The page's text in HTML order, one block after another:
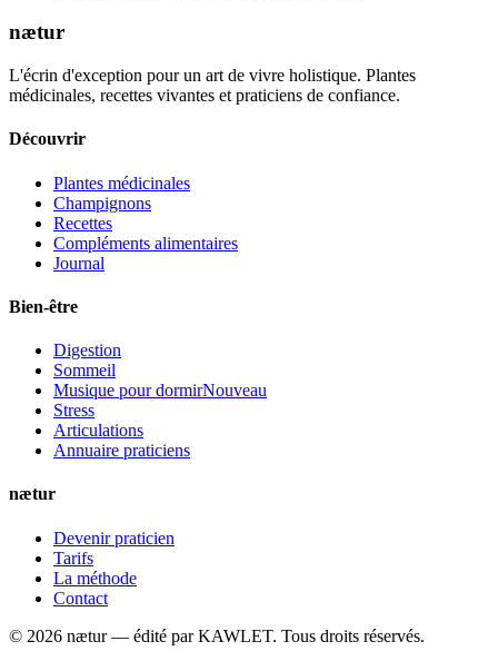
nætur
L'écrin d'exception pour un art de vivre holistique. Plantes
médicinales, recettes vivantes et praticiens de confiance.
Découvrir
Plantes médicinales
Champignons
Recettes
Compléments alimentaires
Journal
Bien-être
Digestion
Sommeil
Musique pour dormirNouveau
Stress
Articulations
Annuaire praticiens
nætur
Devenir praticien
Tarifs
La méthode
Contact
© 2026 nætur — édité par KAWLET. Tous droits réservés.